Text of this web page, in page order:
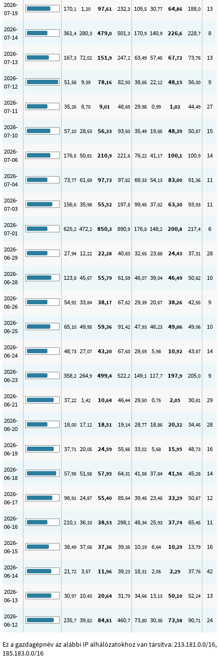
2026-
07-19
170,1 1,20 97,61 232,3 105,5 30,77 64,86 188,0 13
2026-
07-14
361,4 280,3 479,0 501,3 170,9 140,9 226,6 228,7 8
2026-
07-13
167,3 72,02 151,9 247,2 63,49 57,45 67,72 73,76 13
2026-
07-12
51,58 9,39 78,16 82,93 38,65 22,12 48,15 56,00 9
2026-
07-11
35,26 8,70 9,01 48,69 29,98 0,99 1,02 44,49 27
2026-
07-10
57,10 28,53 56,33 93,50 35,49 19,85 48,39 50,87 15
2026-
07-06
176,5 50,81 210,9 221,6 76,22 41,17 100,1 100,9 14
2026-
07-04
73,77 61,69 97,73 97,82 69,33 54,13 83,00 91,36 11
2026-
07-03
156,6 35,98 55,52 197,8 99,45 37,62 63,30 93,93 11
2026-
07-01
625,2 472,2 850,3 890,9 176,8 148,2 200,8 217,4 6
2026-
06-29
27,94 12,22 22,28 40,83 32,65 23,88 24,43 37,31 28
2026-
06-28
123,8 45,67 55,79 61,59 46,07 39,04 46,49 50,82 10
2026-
06-26
54,92 33,84 38,17 67,62 29,39 20,67 38,26 42,55 9
2026-
06-25
65,10 49,95 59,36 91,42 47,93 46,23 49,06 49,06 10
2026-
06-24
48,73 27,07 43,20 67,63 29,59 5,98 10,92 43,87 14
2026-
06-23
358,2 264,9 499,4 522,2 149,1 117,7 197,9 205,0 9
2026-
06-21
37,22 1,42 10,64 46,44 29,50 0,75 2,05 30,81 29
2026-
06-20
18,00 17,12 18,51 19,14 28,77 18,86 20,32 34,45 28
2026-
06-19
37,71 20,05 24,59 55,66 33,02 5,68 15,95 48,73 16
2026-
06-18
57,95 51,58 57,95 64,31 41,56 37,84 41,56 45,28 14
2026-
06-17
96,91 24,87 55,40 85,54 39,45 23,48 33,29 50,87 12
2026-
06-16
210,1 36,33 38,53 298,1 48,34 25,93 37,74 65,45 11
2026-
06-15
38,49 37,08 37,36 39,35 10,19 6,64 10,29 13,79 16
2026-
06-14
21,72 3,57 11,96 39,23 18,31 2,05 2,29 37,76 42
2026-
06-13
30,97 10,43 20,64 31,79 34,66 13,13 50,10 52,24 13
2026-
06-12
235,7 39,82 84,81 460,7 73,80 30,38 73,58 90,71 24
Ez a gazdagépnév az alábbi IP alhálózatokhoz van társítva: 213.181.0.0/16,
185.183.0.0/16